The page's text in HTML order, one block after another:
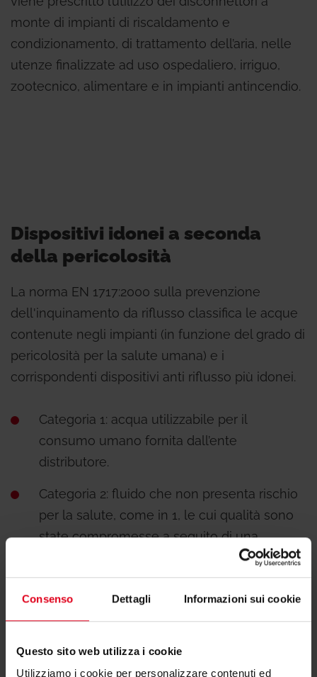
Consenso Dettagli Informazioni sui cookie
Questo sito web utilizza i cookie
Utilizziamo i cookie per personalizzare contenuti ed
monte di impianti di riscaldamento e
condizionamento, di trattamento dell’aria, nelle
utenze finalizzate ad uso ospedaliero, irriguo,
zootecnico, alimentare e in impianti antincendio.
Dispositivi idonei a seconda
della pericolosità
La norma EN 1717:2000 sulla prevenzione
dell'inquinamento da riflusso classifica le acque
contenute negli impianti (in funzione del grado di
pericolosità per la salute umana) e i
corrispondenti dispositivi anti riflusso più idonei.
Categoria 1: acqua utilizzabile per il
consumo umano fornita dall’ente
distributore.
Categoria 2: fluido che non presenta rischio
per la salute, come in 1, le cui qualità sono
state compromesse a seguito di una
modifica nella temperatura, sapore, odore
od aspetto. Esempi: acqua sanitaria calda;
acqua stagnante.
rischio per la salute dovuto alla presenza di